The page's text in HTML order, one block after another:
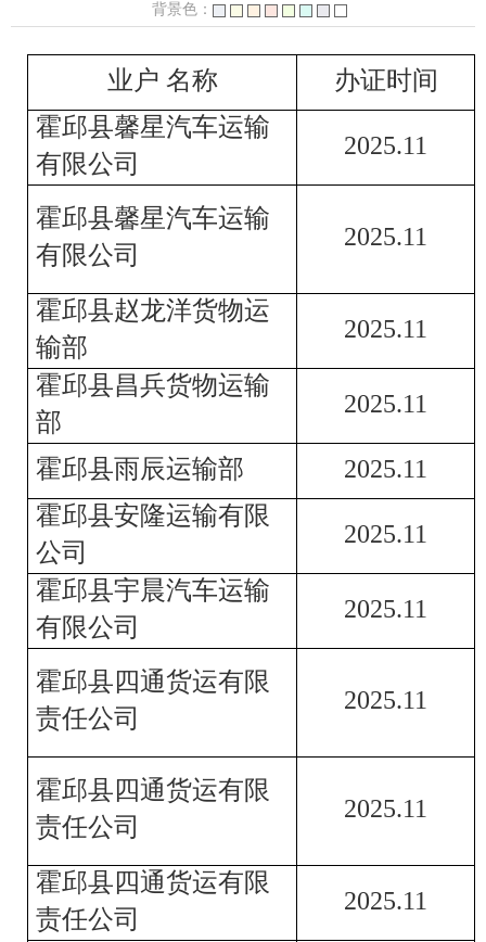
背景色：
业户 名称
办证时间
霍邱县馨星汽车运输
有限公司
2025.11
霍邱县馨星汽车运输
有限公司
2025.11
霍邱县赵龙洋货物运
输部
2025.11
霍邱县昌兵货物运输
部
2025.11
霍邱县雨辰运输部 2025.11
霍邱县安隆运输有限
公司
2025.11
霍邱县宇晨汽车运输
有限公司
2025.11
霍邱县四通货运有限
责任公司
2025.11
霍邱县四通货运有限
责任公司
2025.11
霍邱县四通货运有限
责任公司
2025.11